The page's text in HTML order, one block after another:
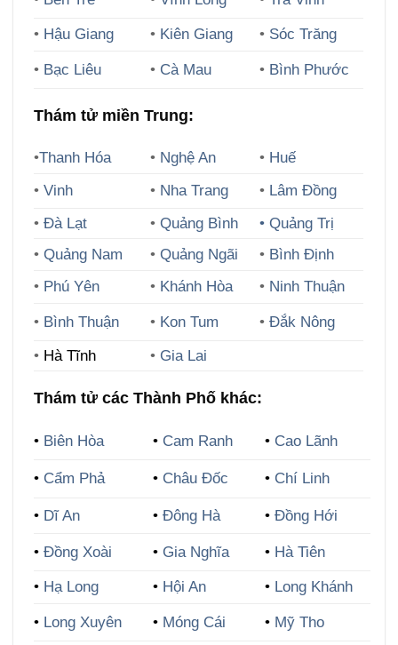
• Hậu Giang • Kiên Giang • Sóc Trăng
• Bạc Liêu • Cà Mau • Bình Phước
Thám tử miền Trung:
•Thanh Hóa •Nghệ An • Huế
• Vinh • Nha Trang •Lâm Đồng
•Đà Lạt •Quảng Bình
• Quảng Trị
•Quảng Nam •Quảng Ngãi •Bình Định
• Phú Yên • Khánh Hòa • Ninh Thuận
• Bình Thuận • Kon Tum • Đắk Nông
• Hà Tĩnh • Gia Lai
Thám tử các Thành Phố khác:
• Biên Hòa • Cam Ranh • Cao Lãnh
• Cẩm Phả • Châu Đốc • Chí Linh
• Dĩ An • Đông Hà • Đồng Hới
•Đồng Xoài • Gia Nghĩa • Hà Tiên
• Hạ Long • Hội An • Long Khánh
• Long Xuyên • Móng Cái • Mỹ Tho